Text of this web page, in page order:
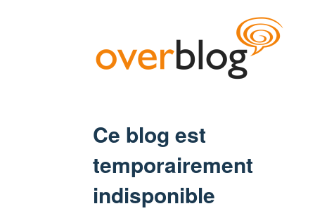
Ce blog est
temporairement
indisponible